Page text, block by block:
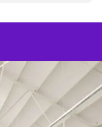
și în siguranță
unde
sunt